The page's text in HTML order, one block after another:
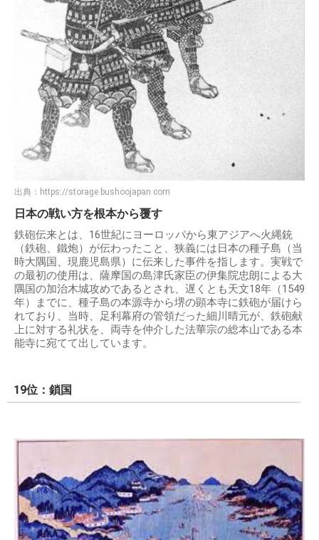
出典： https://storage.bushoojapan.com
日本の戦い方を根本から覆す
鉄砲伝来とは、16世紀にヨーロッパから東アジアへ火縄銃
（鉄砲、鐵炮）が伝わったこと、狭義には日本の種子島（当
時大隅国、現鹿児島県）に伝来した事件を指します。実戦で
の最初の使用は、薩摩国の島津氏家臣の伊集院忠朗による大
隅国の加治木城攻めであるとされ、遅くとも天文18年（1549
年）までに、種子島の本源寺から堺の顕本寺に鉄砲が届けら
れており、当時、足利幕府の管領だった細川晴元が、鉄砲献
上に対する礼状を、両寺を仲介した法華宗の総本山である本
能寺に宛てて出しています。
19位：鎖国